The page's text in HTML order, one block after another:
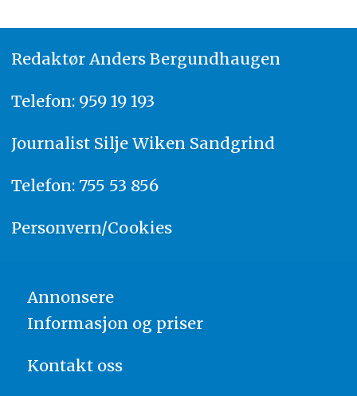
Redaktør Anders Bergundhaugen
Telefon: 959 19 193
Journalist Silje Wiken Sandgrind
Telefon: 755 53 856
Personvern/Cookies
Annonsere
Informasjon og priser
Kontakt oss